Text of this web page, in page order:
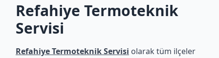
Refahiye Termoteknik
Servisi
Refahiye Termoteknik Servisi olarak tüm ilçeler